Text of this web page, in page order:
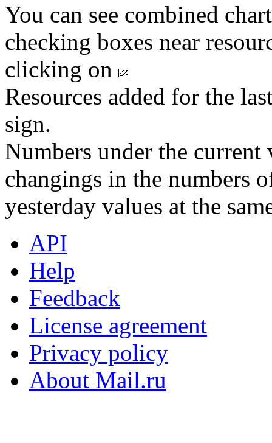
You can see combined
checking boxes near
clicking on
Resources added for the
sign.
Numbers under the
changings in the numbers
yesterday values at the
API
Help
Feedback
License agreement
Privacy policy
About Mail.ru